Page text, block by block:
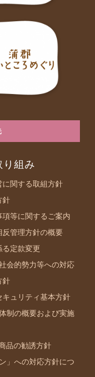
り組み
に関する取組方針
針
等に関するご案内
反管理方針の概要
る定款変更
会的勢力等への対応
針
キュリティ基本方針
制の概要および実施
品の勧誘方針
」への対応方針につ